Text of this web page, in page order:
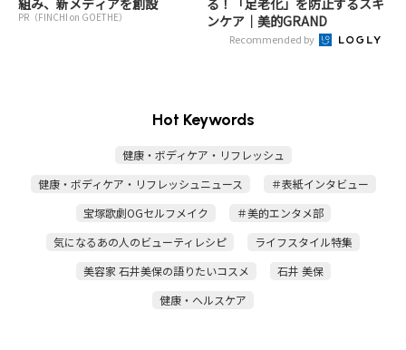
組み、新メディアを創設
PR（FINCHI on GOETHE）
る！「足老化」を防止するスキ
ンケア｜美的GRAND
Recommended by
Hot Keywords
健康・ボディケア・リフレッシュ
健康・ボディケア・リフレッシュニュース
＃表紙インタビュー
宝塚歌劇OGセルフメイク
＃美的エンタメ部
気になるあの人のビューティレシピ
ライフスタイル特集
美容家 石井美保の語りたいコスメ
石井 美保
健康・ヘルスケア